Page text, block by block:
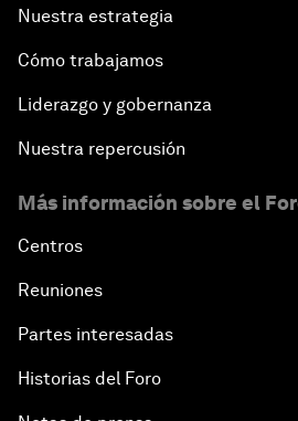
Nuestra estrategia
Cómo trabajamos
Liderazgo y gobernanza
Nuestra repercusión
Más información sobre el
Centros
Reuniones
Partes interesadas
Historias del Foro